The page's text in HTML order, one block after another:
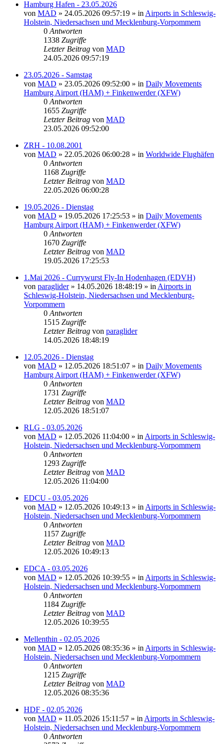
Hamburg Hafen - 23.05.2026
von MAD » 24.05.2026 09:57:19 » in Airports in Schleswig-
Holstein, Niedersachsen und Mecklenburg-Vorpommern
0 Antworten
1338 Zugriffe
Letzter Beitrag von MAD
24.05.2026 09:57:19
23.05.2026 - Samstag
von MAD » 23.05.2026 09:52:00 » in Daily Movements
Hamburg Airport (HAM) + Finkenwerder (XFW)
0 Antworten
1655 Zugriffe
Letzter Beitrag von MAD
23.05.2026 09:52:00
ZRH - 10.08.2001
von MAD » 22.05.2026 06:00:28 » in Worldwide Flughäfen
0 Antworten
1168 Zugriffe
Letzter Beitrag von MAD
22.05.2026 06:00:28
19.05.2026 - Dienstag
von MAD » 19.05.2026 17:25:53 » in Daily Movements
Hamburg Airport (HAM) + Finkenwerder (XFW)
0 Antworten
1670 Zugriffe
Letzter Beitrag von MAD
19.05.2026 17:25:53
1.Mai 2026 - Currywurst Fly-In Hodenhagen (EDVH)
von paraglider» 14.05.2026 18:48:19 » in Airports in
Schleswig-Holstein, Niedersachsen und Mecklenburg-
Vorpommern
0 Antworten
1515 Zugriffe
Letzter Beitrag von paraglider
14.05.2026 18:48:19
12.05.2026 - Dienstag
von MAD » 12.05.2026 18:51:07 » in Daily Movements
Hamburg Airport (HAM) + Finkenwerder (XFW)
0 Antworten
1731 Zugriffe
Letzter Beitrag von MAD
12.05.2026 18:51:07
RLG - 03.05.2026
von MAD » 12.05.2026 11:04:00 » in Airports in Schleswig-
Holstein, Niedersachsen und Mecklenburg-Vorpommern
0 Antworten
1293 Zugriffe
Letzter Beitrag von MAD
12.05.2026 11:04:00
EDCU - 03.05.2026
von MAD » 12.05.2026 10:49:13 » in Airports in Schleswig-
Holstein, Niedersachsen und Mecklenburg-Vorpommern
0 Antworten
1157 Zugriffe
Letzter Beitrag von MAD
12.05.2026 10:49:13
EDCA - 03.05.2026
von MAD » 12.05.2026 10:39:55 » in Airports in Schleswig-
Holstein, Niedersachsen und Mecklenburg-Vorpommern
0 Antworten
1184 Zugriffe
Letzter Beitrag von MAD
12.05.2026 10:39:55
Mellenthin - 02.05.2026
von MAD » 12.05.2026 08:35:36 » in Airports in Schleswig-
Holstein, Niedersachsen und Mecklenburg-Vorpommern
0 Antworten
1215 Zugriffe
Letzter Beitrag von MAD
12.05.2026 08:35:36
HDF - 02.05.2026
von MAD » 11.05.2026 15:11:57 » in Airports in Schleswig-
Holstein, Niedersachsen und Mecklenburg-Vorpommern
0 Antworten